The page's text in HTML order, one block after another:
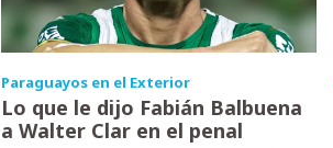
Paraguayos en el Exterior
Lo que le dijo Fabián Balbuena
a Walter Clar en el penal